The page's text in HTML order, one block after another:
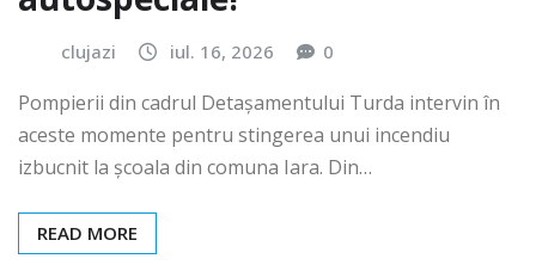
clujazi iul. 16, 2026 0
Pompierii din cadrul Detașamentului Turda intervin în
aceste momente pentru stingerea unui incendiu
izbucnit la școala din comuna Iara. Din…
READ MORE